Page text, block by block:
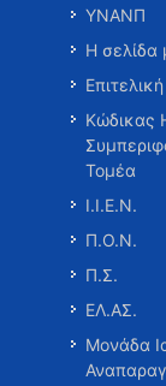
ΥΝΑΝΠ
Η σελίδα
Κώδικας
Τομέα
Ι.Ι.Ε.Ν.
Π.Ο.Ν.
Π.Σ.
ΕΛ.ΑΣ.
Μονάδα